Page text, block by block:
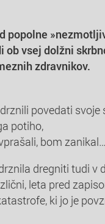
popolne
ob vsej dolžni
zdravnikov.
povedati
potiho,
bom zanikal…
dregniti tudi v
leta pred
ki jo je